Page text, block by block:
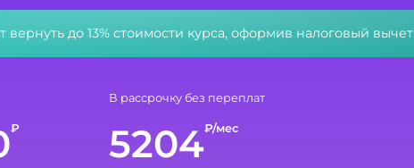
вернуть до 13% стоимости курса, оформив налоговый вычет
₽
В рассрочку без переплат
5204₽/мес